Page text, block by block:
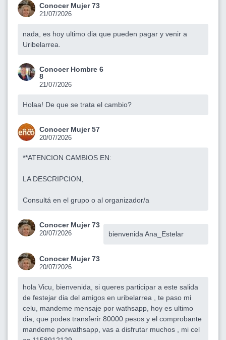
Conocer Mujer 73
21/07/2026
nada, es hoy ultimo dia que pueden pagar y venir a
Uribelarrea.
Conocer Hombre 6
8
21/07/2026
Holaa! De que se trata el cambio?
Conocer Mujer 57
20/07/2026
**ATENCION CAMBIOS EN:
LA DESCRIPCION,
Consultá en el grupo o al organizador/a
Conocer Mujer 73
20/07/2026 bienvenida Ana_Estelar
Conocer Mujer 73
20/07/2026
hola Vicu, bienvenida, si queres participar a este salida
de festejar dia del amigos en uribelarrea , te paso mi
celu, mandeme mensaje por wathsapp, hoy es ultimo
dia, que podes transferir 80000 pesos y el comprobante
mandeme porwathsapp, vas a disfrutar muchos , mi cel